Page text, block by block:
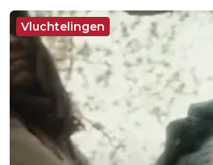
Vluchtelingen